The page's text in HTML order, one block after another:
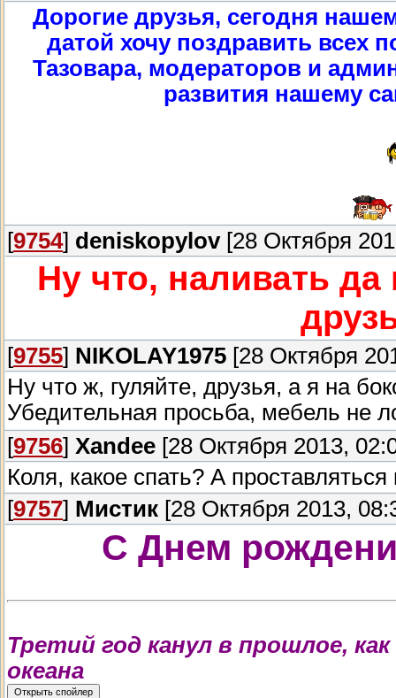
Дорогие друзья, сегодня
датой хочу поздравить всех
Тазовара, модераторов и
развития нашему
[9754] deniskopylov[28 Октября
Ну что, наливать
[9755] NIKOLAY1975 [28 Октября
Ну что ж, гуляйте, друзья, а я на
Убедительная просьба, мебель не
[9756] Xandee [28 Октября 2013,
Коля, какое спать? А
[9757] Мистик [28 Октября 2013,
С Днем
Третий год канул в прошлое,
океана